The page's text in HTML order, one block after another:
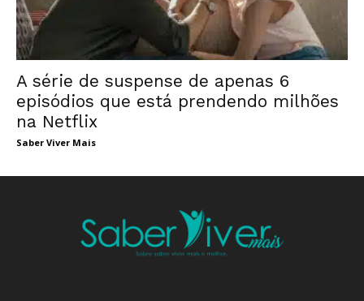
A série de suspense de apenas 6
episódios que está prendendo milhões
na Netflix
Saber Viver Mais